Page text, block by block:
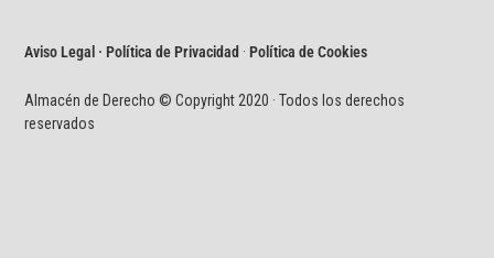
Aviso Legal · Política de Privacidad ·Política de Cookies
Almacén de Derecho © Copyright 2020 · Todos los derechos
reservados